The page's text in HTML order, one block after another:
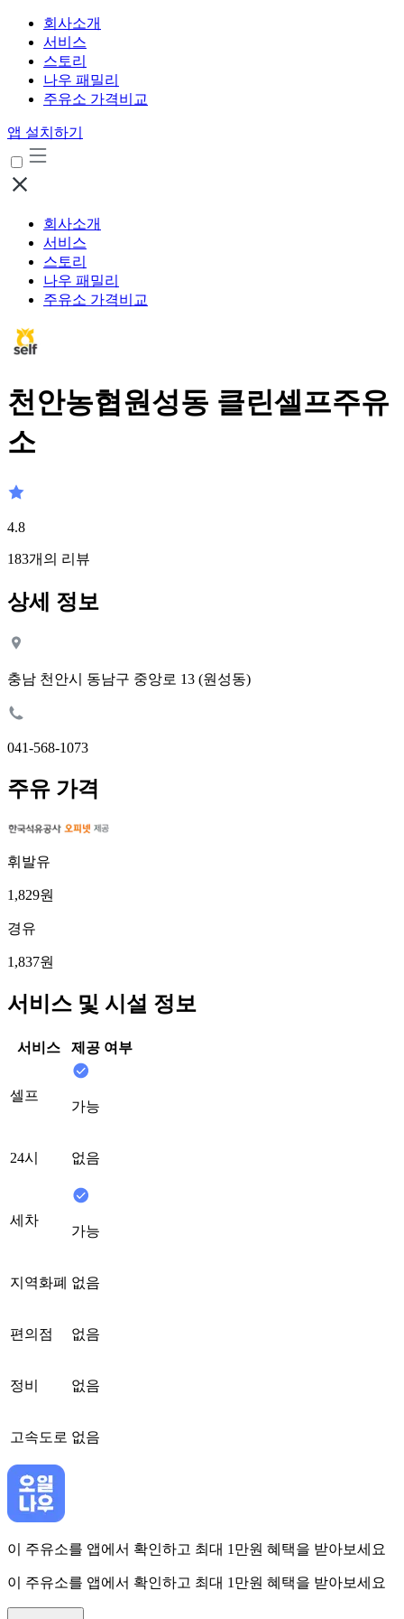
회사소개
서비스
스토리
나우 패밀리
주유소 가격비교
앱 설치하기
회사소개
서비스
스토리
나우 패밀리
주유소 가격비교
천안농협원성동 클린셀프주유
소
4.8
183개의 리뷰
상세 정보
충남 천안시 동남구 중앙로 13 (원성동)
041-568-1073
주유 가격
휘발유
1,829원
경유
1,837원
서비스 및 시설 정보
서비스 제공 여부
셀프
가능
24시 없음
세차
가능
지역화폐 없음
편의점 없음
정비 없음
고속도로 없음
이 주유소를 앱에서 확인하고 최대 1만원 혜택을 받아보세요
이 주유소를 앱에서 확인하고 최대 1만원 혜택을 받아보세요